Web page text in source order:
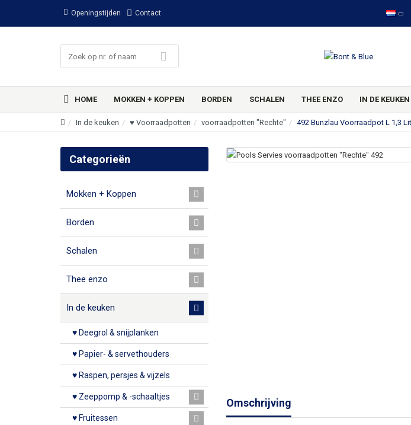
Openingstijden Contact
HOME MOKKEN + KOPPEN BORDEN SCHALEN THEE ENZO IN DE KEUKEN
In de keuken ♥ Voorraadpotten voorraadpotten "Rechte" 492 Bunzlau Voorraadpot L 1,3
Categorieën
Mokken + Koppen
Borden
Schalen
Thee enzo
In de keuken
♥ Deegrol & snijplanken
♥ Papier- & servethouders
♥ Raspen, persjes & vijzels
♥ Zeeppomp & -schaaltjes
♥ Fruitessen
Omschrijving